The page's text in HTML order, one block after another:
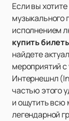
Если вы
музыкального
исполнением
купить
найдете
мероприятий
Интернешнл
частью этого
и ощутить всю
легендарной